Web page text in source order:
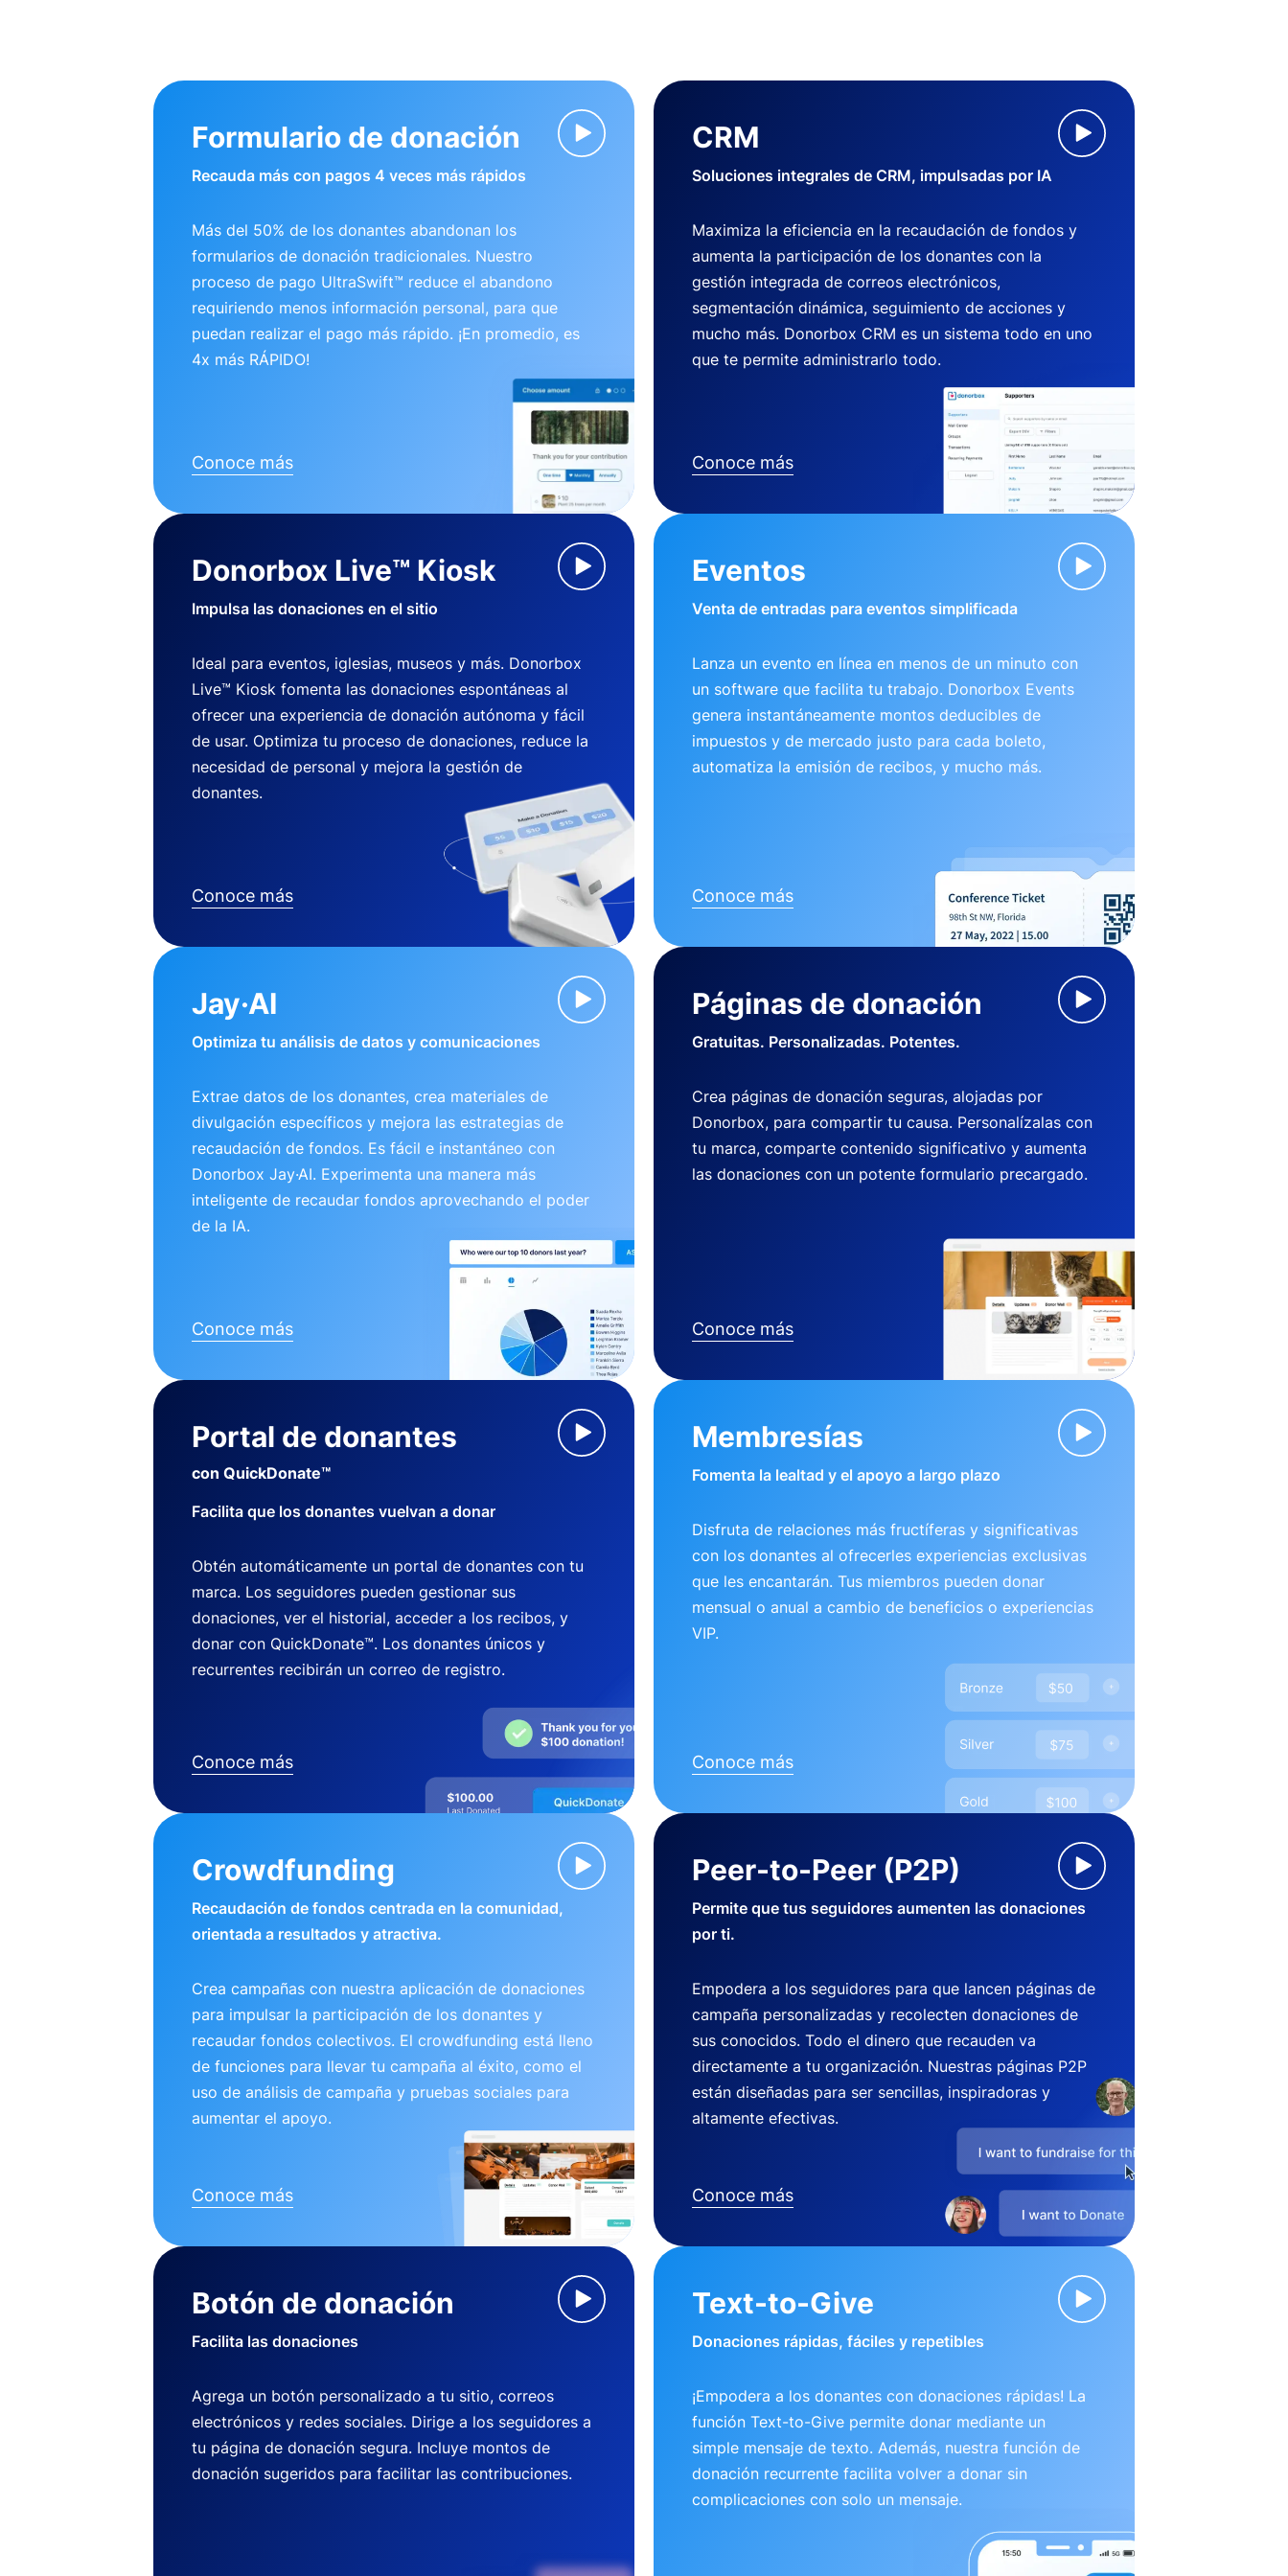
Formulario de donación
Recauda más con pagos 4 veces más rápidos
Más del 50% de los donantes abandonan los
formularios de donación tradicionales. Nuestro
proceso de pago UltraSwift™ reduce el abandono
requiriendo menos información personal, para que
puedan realizar el pago más rápido. ¡En promedio, es
4x más RÁPIDO!
Conoce más
CRM
Soluciones integrales de CRM, impulsadas por IA
Maximiza la eficiencia en la recaudación de fondos y
aumenta la participación de los donantes con la
gestión integrada de correos electrónicos,
segmentación dinámica, seguimiento de acciones y
mucho más. Donorbox CRM es un sistema todo en uno
que te permite administrarlo todo.
Conoce más
Donorbox Live™ Kiosk
Impulsa las donaciones en el sitio
Ideal para eventos, iglesias, museos y más. Donorbox
Live™ Kiosk fomenta las donaciones espontáneas al
ofrecer una experiencia de donación autónoma y fácil
de usar. Optimiza tu proceso de donaciones, reduce la
necesidad de personal y mejora la gestión de
donantes.
Conoce más
Eventos
Venta de entradas para eventos simplificada
Lanza un evento en línea en menos de un minuto con
un software que facilita tu trabajo. Donorbox Events
genera instantáneamente montos deducibles de
impuestos y de mercado justo para cada boleto,
automatiza la emisión de recibos, y mucho más.
Conoce más
Jay·AI
Optimiza tu análisis de datos y comunicaciones
Extrae datos de los donantes, crea materiales de
divulgación específicos y mejora las estrategias de
recaudación de fondos. Es fácil e instantáneo con
Donorbox Jay·AI. Experimenta una manera más
inteligente de recaudar fondos aprovechando el poder
de la IA.
Conoce más
Páginas de donación
Gratuitas. Personalizadas. Potentes.
Crea páginas de donación seguras, alojadas por
Donorbox, para compartir tu causa. Personalízalas con
tu marca, comparte contenido significativo y aumenta
las donaciones con un potente formulario precargado.
Conoce más
Portal de donantes
con QuickDonate™
Facilita que los donantes vuelvan a donar
Obtén automáticamente un portal de donantes con tu
marca. Los seguidores pueden gestionar sus
donaciones, ver el historial, acceder a los recibos, y
donar con QuickDonate™. Los donantes únicos y
recurrentes recibirán un correo de registro.
Conoce más
Membresías
Fomenta la lealtad y el apoyo a largo plazo
Disfruta de relaciones más fructíferas y significativas
con los donantes al ofrecerles experiencias exclusivas
que les encantarán. Tus miembros pueden donar
mensual o anual a cambio de beneficios o experiencias
VIP.
Conoce más
Crowdfunding
Recaudación de fondos centrada en la comunidad,
orientada a resultados y atractiva.
Crea campañas con nuestra aplicación de donaciones
para impulsar la participación de los donantes y
recaudar fondos colectivos. El crowdfunding está lleno
de funciones para llevar tu campaña al éxito, como el
uso de análisis de campaña y pruebas sociales para
aumentar el apoyo.
Conoce más
Peer-to-Peer (P2P)
Permite que tus seguidores aumenten las donaciones
por ti.
Empodera a los seguidores para que lancen páginas de
campaña personalizadas y recolecten donaciones de
sus conocidos. Todo el dinero que recauden va
directamente a tu organización. Nuestras páginas P2P
están diseñadas para ser sencillas, inspiradoras y
altamente efectivas.
Conoce más
Botón de donación
Facilita las donaciones
Agrega un botón personalizado a tu sitio, correos
electrónicos y redes sociales. Dirige a los seguidores a
tu página de donación segura. Incluye montos de
donación sugeridos para facilitar las contribuciones.
Text-to-Give
Donaciones rápidas, fáciles y repetibles
¡Empodera a los donantes con donaciones rápidas! La
función Text-to-Give permite donar mediante un
simple mensaje de texto. Además, nuestra función de
donación recurrente facilita volver a donar sin
complicaciones con solo un mensaje.